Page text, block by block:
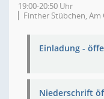
19:00-20:50 Uhr
Finther Stübchen,
Einladung -
Niederschrift